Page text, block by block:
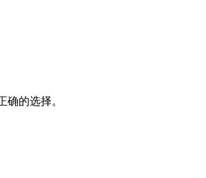
的选择。